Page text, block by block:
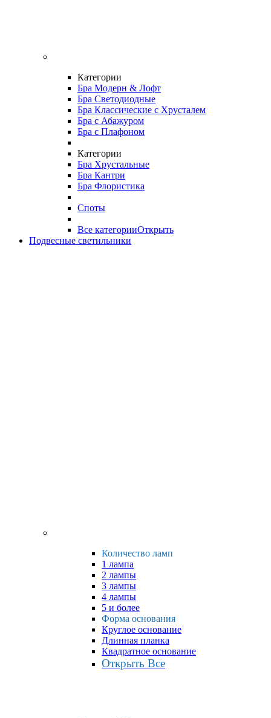
Категории
Бра Модерн & Лофт
Бра Светодиодные
Бра Классические с Хрусталем
Бра с Абажуром
Бра с Плафоном
Категории
Бра Хрустальные
Бра Кантри
Бра Флористика
Споты
Все категорииОткрыть
Подвесные светильники
Количество ламп
1 лампа
2 лампы
3 лампы
4 лампы
5 и более
Форма основания
Круглое основание
Длинная планка
Квадратное основание
Открыть Все